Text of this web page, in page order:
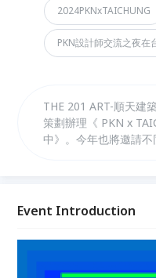
2024PKNxTAICHUNG
PKN設計師交流之夜在
THE 201 ART-順天建
策劃辦理《 PKN x
中》。今年也將邀請
Event Introduction